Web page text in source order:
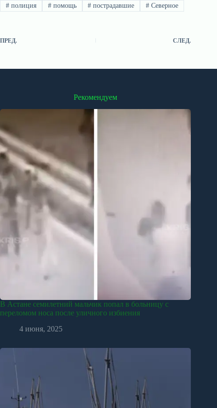
#полиция #помощь # пострадавшие # Северное
ПРЕД. СЛЕД.
Рекомендуем
В Астане семилетний мальчик попал в больницу с
переломом носа после уличного избиения
4 июня, 2025